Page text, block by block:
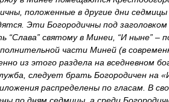
положенные в другие дни
Эти Богородичны под
“Слава” святому в Минеи, “И ныне” –
части Миней (в
из этого раздела на вседневном
следует брать Богородичен на
распределены по гласам. В